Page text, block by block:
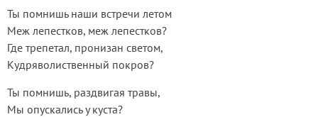
Ты помнишь наши встречи летом
Меж лепестков, меж лепестков?
Где трепетал, пронизан светом,
Кудряволиственный покров?
Ты помнишь, раздвигая травы,
Мы опускались у куста?